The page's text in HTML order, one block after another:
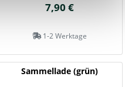
7,90 €
1-2 Werktage
Sammellade (grün)